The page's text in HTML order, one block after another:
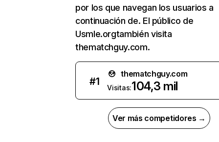
por los que navegan los usuarios a
continuación de. El público de
Usmle.orgtambién visita
thematchguy.com.
#1
thematchguy.com
Visitas:104,3 mil
Ver más competidores →